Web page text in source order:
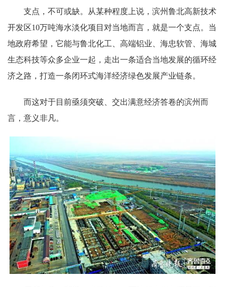
支点，不可或缺。从某种程度上说，滨州鲁北高新技术
开发区10万吨海水淡化项目对当地而言，就是一个支点。当
地政府希望，它能与鲁北化工、高端铝业、海忠软管、海城
生态科技等众多企业一起，走出一条适合当地发展的循环经
济之路，打造一条闭环式海洋经济绿色发展产业链条。
而这对于目前亟须突破、交出满意经济答卷的滨州而
言，意义非凡。